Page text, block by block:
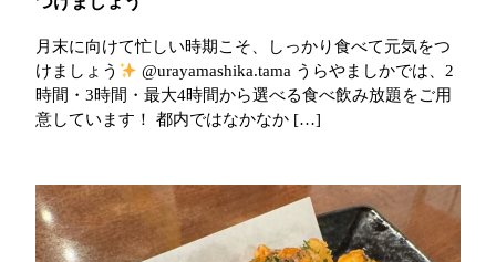
月末に向けて忙しい時期こそ、しっかり食べて元気をつ
けましょう
@urayamashika.tama うらやましかでは、2
時間・3時間・最大4時間から選べる食べ飲み放題をご用
意しています！ 都内ではなかなか […]